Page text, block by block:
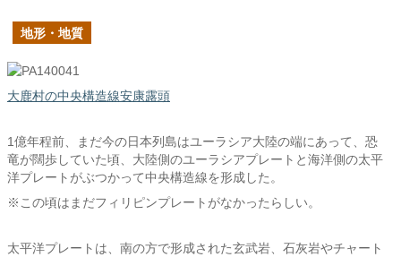
地形・地質
大鹿村の中央構造線安康露頭
1億年程前、まだ今の日本列島はユーラシア大陸の端にあって、恐
竜が闊歩していた頃、大陸側のユーラシアプレートと海洋側の太平
洋プレートがぶつかって中央構造線を形成した。
※この頃はまだフィリピンプレートがなかったらしい。
太平洋プレートは、南の方で形成された玄武岩、石灰岩やチャート